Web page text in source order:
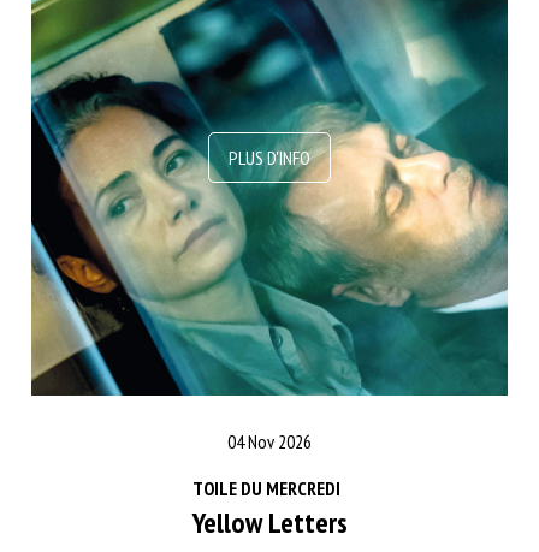
04 Nov 2026
TOILE DU MERCREDI
Yellow Letters